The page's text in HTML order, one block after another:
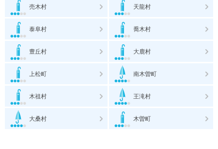
売木村 天龍村
泰阜村 喬木村
豊丘村 大鹿村
上松町 南木曽町
木祖村 王滝村
大桑村 木曽町